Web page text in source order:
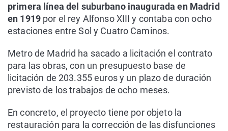
primera línea del suburbano inaugurada en Madrid
en 1919 por el rey Alfonso XIII y contaba con ocho
estaciones entre Sol y Cuatro Caminos.
Metro de Madrid ha sacado a licitación el contrato
para las obras, con un presupuesto base de
licitación de 203.355 euros y un plazo de duración
previsto de los trabajos de ocho meses.
En concreto, el proyecto tiene por objeto la
restauración para la corrección de las disfunciones